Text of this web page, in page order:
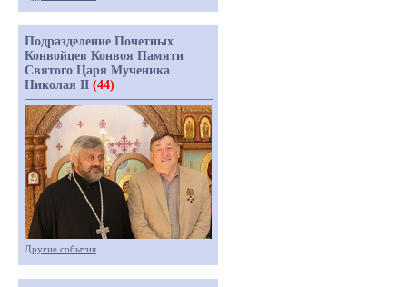
Подразделение Почетных
Конвойцев Конвоя Памяти
Святого Царя Мученика
Николая II (44)
Другие события